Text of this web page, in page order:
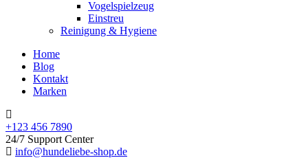
Vogelspielzeug
Einstreu
Reinigung & Hygiene
Home
Blog
Kontakt
Marken
+123 456 7890
24/7 Support Center
info@hundeliebe-shop.de